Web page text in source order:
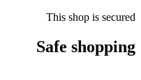
This shop is secured
Safe shopping